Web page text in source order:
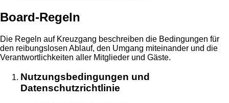
Board-Regeln
Die Regeln auf Kreuzgang beschreiben die Bedingungen für
den reibungslosen Ablauf, den Umgang miteinander und die
Verantwortlichkeiten aller Mitglieder und Gäste.
Nutzungsbedingungen und
Datenschutzrichtlinie